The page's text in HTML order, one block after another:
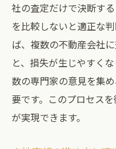
社の査定だけで決断す
を比較しないと適正な
ば、複数の不動産会社
と、損失が生じやすく
数の専門家の意見を集
要です。このプロセス
が実現できます。